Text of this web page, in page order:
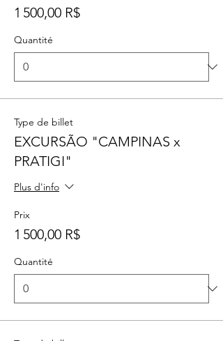
1 500,00 R$
Quantité
Type de billet
EXCURSÃO "CAMPINAS x
PRATIGI"
Plus d'info
Prix
1 500,00 R$
Quantité